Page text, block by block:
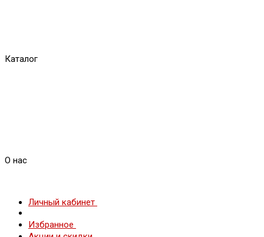
Каталог
О нас
Личный кабинет
Избранное